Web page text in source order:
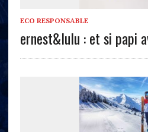
ECO RESPONSABLE
ernest&lulu : et si papi